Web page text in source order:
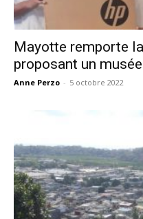
Mayotte remporte
proposant un
Anne Perzo - 5 octobre 2022